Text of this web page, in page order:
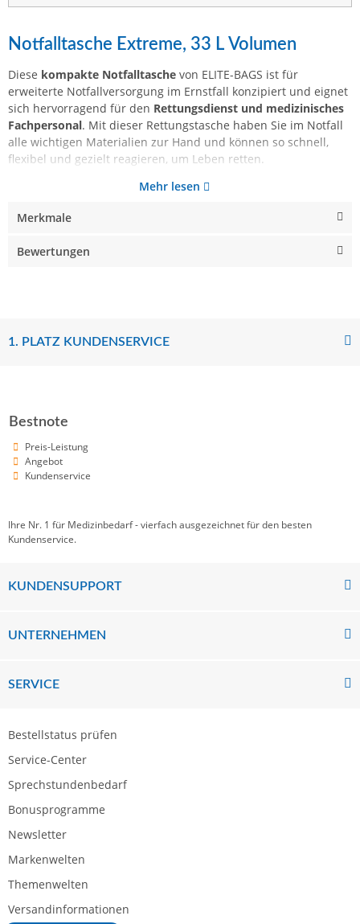
Notfalltasche Extreme, 33 L Volumen
Diese kompakte Notfalltasche von ELITE-BAGS ist für
erweiterte Notfallversorgung im Ernstfall konzipiert und eignet
sich hervorragend für den Rettungsdienst und medizinisches
Fachpersonal. Mit dieser Rettungstasche haben Sie im Notfall
alle wichtigen Materialien zur Hand und können so schnell,
flexibel und gezielt reagieren, um Leben retten.
Mehr lesen
Merkmale
Bewertungen
1. PLATZ KUNDENSERVICE
Bestnote
Preis-Leistung
Angebot
Kundenservice
Ihre Nr. 1 für Medizinbedarf - vierfach ausgezeichnet für den besten
Kundenservice.
KUNDENSUPPORT
UNTERNEHMEN
SERVICE
Bestellstatus prüfen
Service-Center
Sprechstundenbedarf
Bonusprogramme
Newsletter
Markenwelten
Themenwelten
Versandinformationen